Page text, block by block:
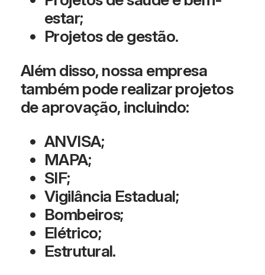
estar;
Projetos de gestão.
Além disso, nossa empresa
também pode realizar projetos
de aprovação, incluindo:
ANVISA;
MAPA;
SIF;
Vigilância Estadual;
Bombeiros;
Elétrico;
Estrutural.